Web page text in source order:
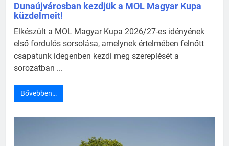
Dunaújvárosban kezdjük a MOL Magyar Kupa
küzdelmeit!
Elkészült a MOL Magyar Kupa 2026/27-es idényének
első fordulós sorsolása, amelynek értelmében felnőtt
csapatunk idegenben kezdi meg szereplését a
sorozatban ...
Bővebben…